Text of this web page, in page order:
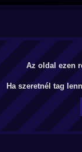
Az oldal ezen
Ha szeretnél tag